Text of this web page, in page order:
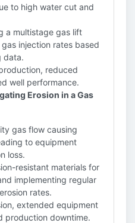
to high water cut and
a multistage gas lift
injection rates based
data.
reduced
well performance.
Erosion in a Gas
gas flow causing
to equipment
loss.
resistant materials for
implementing regular
rates.
extended equipment
production downtime.